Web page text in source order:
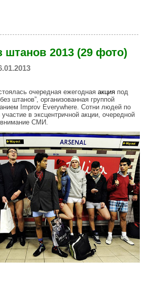
штанов 2013 (29 фото)
очередная ежегодная акция под
без штанов”, организованная группой
Improv Everywhere. Сотни людей по
в эксцентричной акции, очередной
внимание СМИ.